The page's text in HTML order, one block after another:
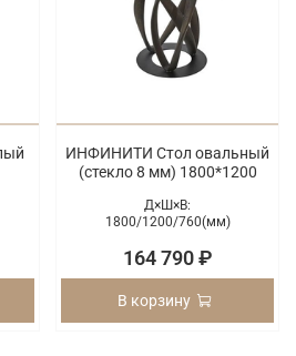
ИНФИНИТИ Стол овальный
(стекло 8 мм) 1800*1200
Д×Ш×В:
1800/1200/760(мм)
164 790 ₽
В корзину